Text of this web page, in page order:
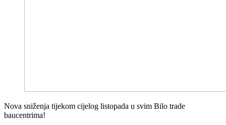
Nova sniženja tijekom cijelog listopada u svim Bilo trade
baucentrima!